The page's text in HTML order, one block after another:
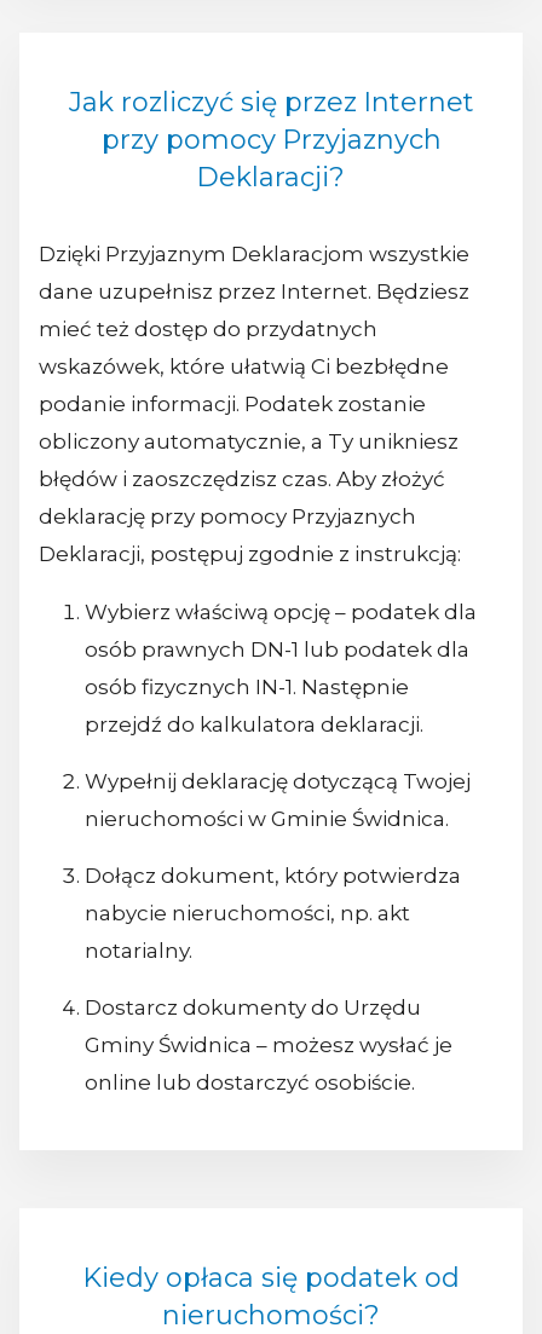
Jak rozliczyć się przez Internet
przy pomocy Przyjaznych
Deklaracji?
Dzięki Przyjaznym Deklaracjom wszystkie
dane uzupełnisz przez Internet. Będziesz
mieć też dostęp do przydatnych
wskazówek, które ułatwią Ci bezbłędne
podanie informacji. Podatek zostanie
obliczony automatycznie, a Ty unikniesz
błędów i zaoszczędzisz czas. Aby złożyć
deklarację przy pomocy Przyjaznych
Deklaracji, postępuj zgodnie z instrukcją:
Wybierz właściwą opcję – podatek dla
osób prawnych DN-1 lub podatek dla
osób fizycznych IN-1. Następnie
przejdź do kalkulatora deklaracji.
Wypełnij deklarację dotyczącą Twojej
nieruchomości w Gminie Świdnica.
Dołącz dokument, który potwierdza
nabycie nieruchomości, np. akt
notarialny.
Dostarcz dokumenty do Urzędu
Gminy Świdnica – możesz wysłać je
online lub dostarczyć osobiście.
Kiedy opłaca się podatek od
nieruchomości?